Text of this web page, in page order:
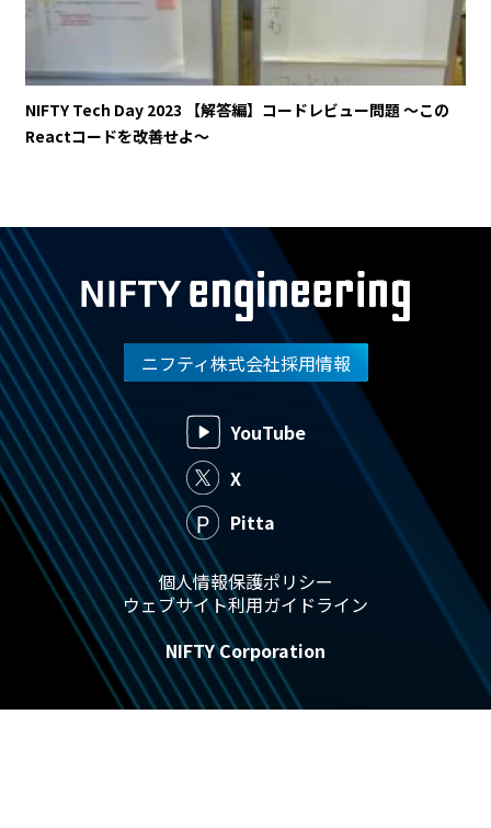
NIFTY Tech Day 2023 【解答編】コードレビュー問題 〜この
Reactコードを改善せよ〜
ニフティ株式会社採用情報
YouTube
X
Pitta
個人情報保護ポリシー
ウェブサイト利用ガイドライン
NIFTY Corporation